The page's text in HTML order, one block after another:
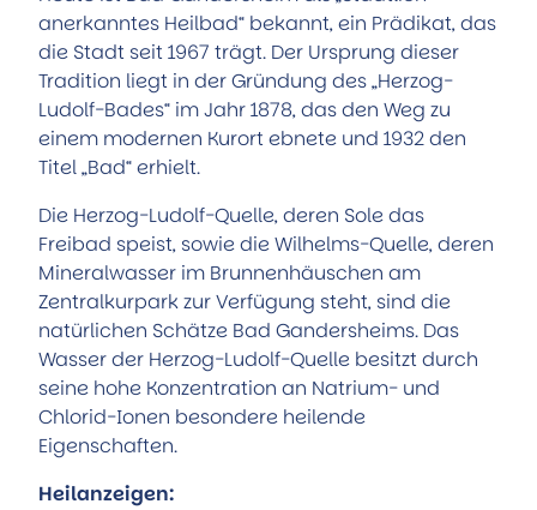
anerkanntes Heilbad“ bekannt, ein Prädikat, das
die Stadt seit 1967 trägt. Der Ursprung dieser
Tradition liegt in der Gründung des „Herzog-
Ludolf-Bades“ im Jahr 1878, das den Weg zu
einem modernen Kurort ebnete und 1932 den
Titel „Bad“ erhielt.
Die Herzog-Ludolf-Quelle, deren Sole das
Freibad speist, sowie die Wilhelms-Quelle, deren
Mineralwasser im Brunnenhäuschen am
Zentralkurpark zur Verfügung steht, sind die
natürlichen Schätze Bad Gandersheims. Das
Wasser der Herzog-Ludolf-Quelle besitzt durch
seine hohe Konzentration an Natrium- und
Chlorid-Ionen besondere heilende
Eigenschaften.
Heilanzeigen: